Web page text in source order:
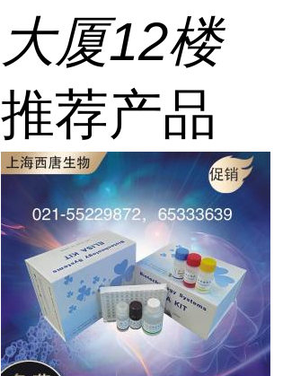
大厦12楼
推荐产品